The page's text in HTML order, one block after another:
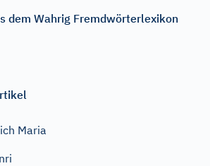
dem Wahrig Fremdwörterlexikon
Maria